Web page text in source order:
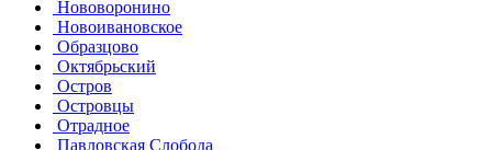
Нововоронино
Новоивановское
Образцово
Октябрьский
Остров
Островцы
Отрадное
Павловская Слобода